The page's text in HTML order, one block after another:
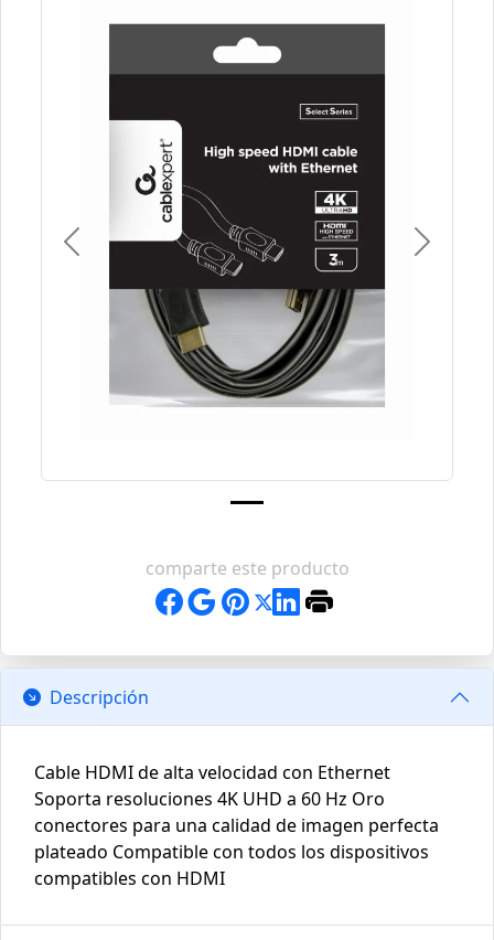
Previous Next
comparte este producto
Descripción
Cable HDMI de alta velocidad con Ethernet
Soporta resoluciones 4K UHD a 60 Hz Oro
conectores para una calidad de imagen perfecta
plateado Compatible con todos los dispositivos
compatibles con HDMI